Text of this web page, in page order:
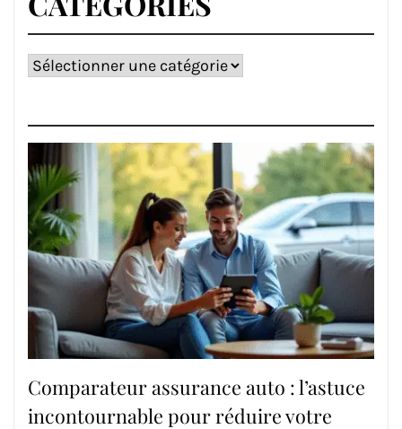
Catégories
Comparateur assurance auto : l’astuce
incontournable pour réduire votre